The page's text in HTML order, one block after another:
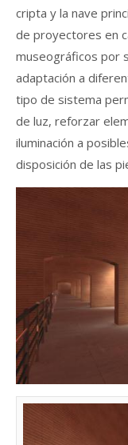
cripta y la nave
de proyectores en
museográficos por
adaptación a
tipo de sistema
de luz, reforzar
iluminación a
disposición de las